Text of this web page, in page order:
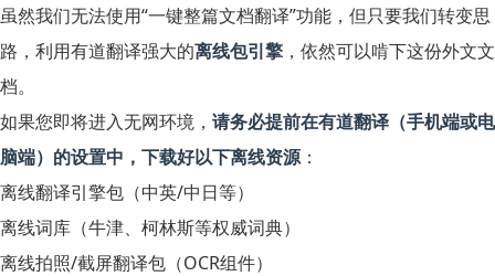
虽然我们无法使用“一键整篇文档翻译”功能，但只要我们转变思
路，利用有道翻译强大的离线包引擎 ，依然可以啃下这份外文文
档。
如果您即将进入无网环境， 请务必提前在有道翻译（手机端或电
脑端）的设置中，下载好以下离线资源：
离线翻译引擎包（中英/中日等）
离线词库（牛津、柯林斯等权威词典）
离线拍照/截屏翻译包（OCR组件）